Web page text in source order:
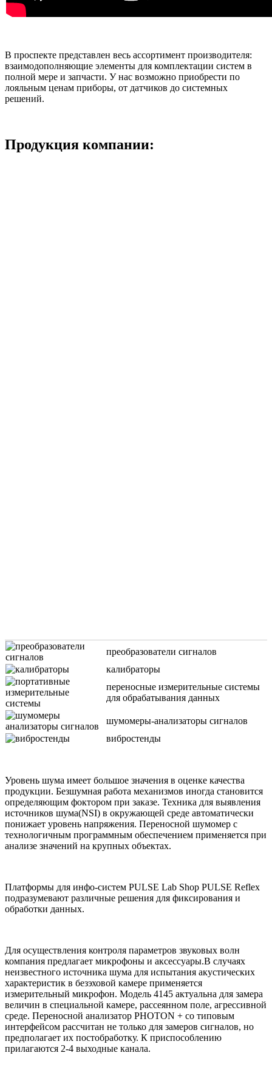
В проспекте представлен весь ассортимент производителя:
взаимодополняющие элементы для комплектации систем в
полной мере и запчасти. У нас возможно приобрести по
лояльным ценам приборы, от датчиков до системных
решений.
Продукция компании:
преобразователи сигналов
калибраторы
переносные измерительные системы
для обрабатывания данных
шумомеры-анализаторы сигналов
вибростенды
Уровень шума имеет большое значения в оценке качества
продукции. Безшумная работа механизмов иногда становится
определяющим фоктором при заказе. Техника для выявления
источников шума(NSI) в окружающей среде автоматически
понижает уровень напряжения. Переносной шумомер с
технологичным программным обеспечением применяется при
анализе значений на крупных объектах.
Платформы для инфо-систем PULSE Lab Shop PULSE Reflex
подразумевают различные решения для фиксирования и
обработки данных.
Для осуществления контроля параметров звуковых волн
компания предлагает микрофоны и аксессуары.В случаях
неизвестного источника шума для испытания акустических
характеристик в безэховой камере применяется
измерительный микрофон. Модель 4145 актуальна для замера
величин в специальной камере, рассеянном поле, агрессивной
среде. Переносной анализатор PHOTON + со типовым
интерфейсом рассчитан не только для замеров сигналов, но
предполагает их постобработку. К приспособлению
прилагаются 2-4 выходные канала.